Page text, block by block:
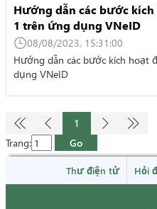
Hướng dẫn các bước
1 trên ứng dụng VNeID
08/08/2023, 15:31:00
Hướng dẫn các bước kích
dụng VNeID
  1  
Trang: Go
Thư điện tử Hỏi